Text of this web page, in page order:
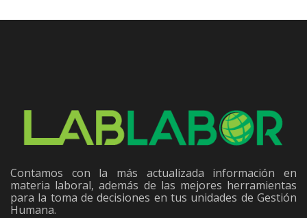
Contamos con la más actualizada información en
materia laboral, además de las mejores herramientas
para la toma de decisiones en tus unidades de Gestión
Humana.